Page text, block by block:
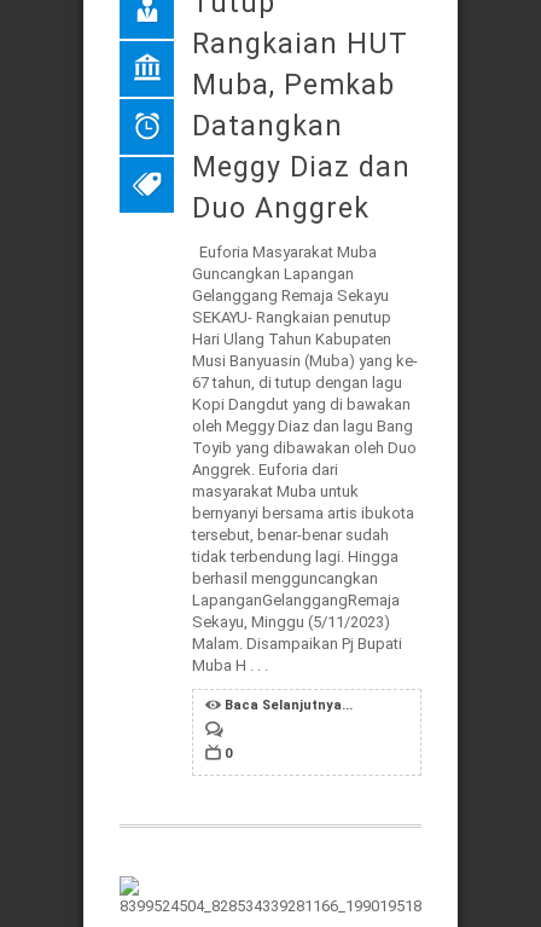
Rangkaian HUT
Muba, Pemkab
Datangkan
Meggy Diaz dan
Duo Anggrek
Euforia Masyarakat Muba
Guncangkan Lapangan
Gelanggang Remaja Sekayu
SEKAYU- Rangkaian penutup
Hari Ulang Tahun Kabupaten
Musi Banyuasin (Muba) yang ke-
67 tahun, di tutup dengan lagu
Kopi Dangdut yang di bawakan
oleh Meggy Diaz dan lagu Bang
Toyib yang dibawakan oleh Duo
Anggrek. Euforia dari
masyarakat Muba untuk
bernyanyi bersama artis ibukota
tersebut, benar-benar sudah
tidak terbendung lagi. Hingga
berhasil mengguncangkan
LapanganGelanggangRemaja
Sekayu, Minggu (5/11/2023)
Malam. Disampaikan Pj Bupati
Muba H . . .
Baca Selanjutnya...
0